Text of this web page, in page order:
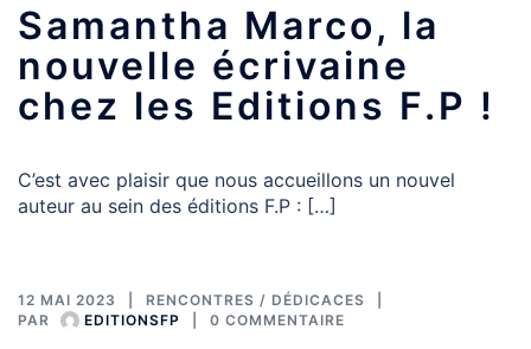
Samantha Marco, la
nouvelle écrivaine
chez les Editions F.P !
C’est avec plaisir que nous accueillons un nouvel
auteur au sein des éditions F.P : […]
12 MAI 2023
RENCONTRES / DÉDICACES
PAR
EDITIONSFP 0 COMMENTAIRE